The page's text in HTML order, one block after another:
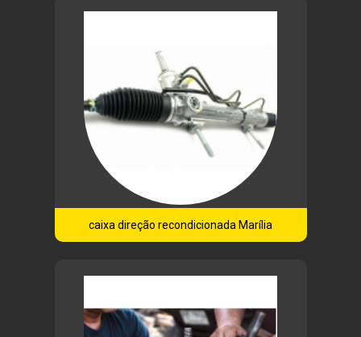
caixa direção recondicionada Marília